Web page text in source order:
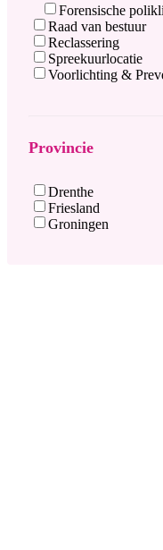
Forensische
Raad van bestuur
Reclassering
Spreekuurlocatie
Voorlichting &
Provincie
Provincie
Drenthe
Friesland
Groningen